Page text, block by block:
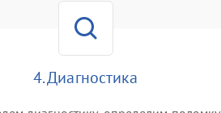
4. Диагностика